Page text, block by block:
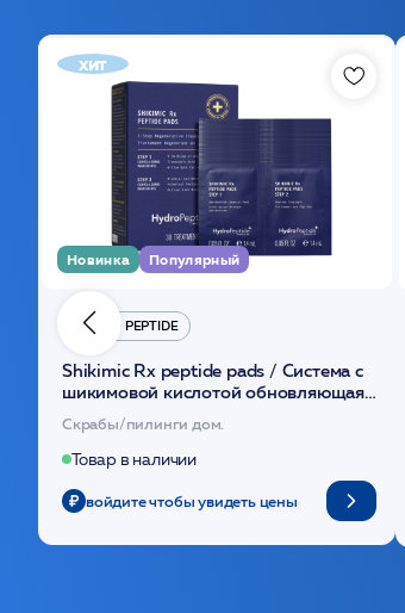
хит
Новинка Популярный
HYDRO PEPTIDE
Shikimic Rx peptide pads / Cистема с
шикимовой кислотой обновляющая
(30шт) /HP
Скрабы/пилинги дом.
Товар в наличии
войдите чтобы увидеть цены